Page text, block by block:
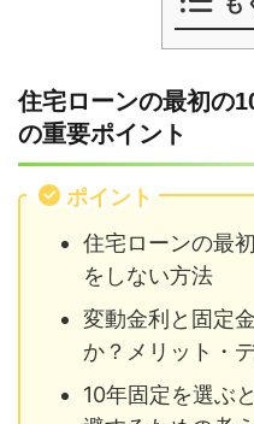
住宅ローンの最初の
の重要ポイント
ポイント
住宅ローンの最
をしない方法
変動金利と固定
か？メリット・
10年固定を選ぶ